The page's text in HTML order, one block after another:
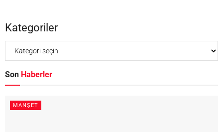
Kategoriler
Son Haberler
MANŞET